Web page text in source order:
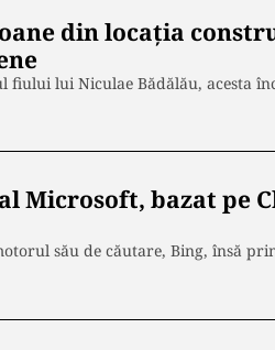
din locația
lui Niculae Bădălău, acesta
Microsoft, bazat pe
său de căutare, Bing, însă